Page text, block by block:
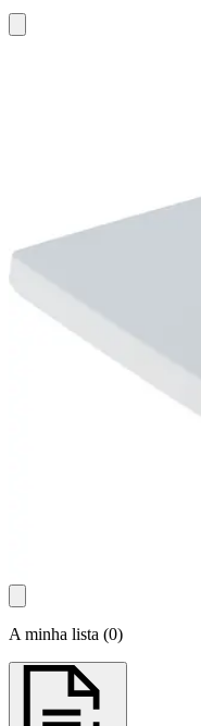
A minha lista (0)